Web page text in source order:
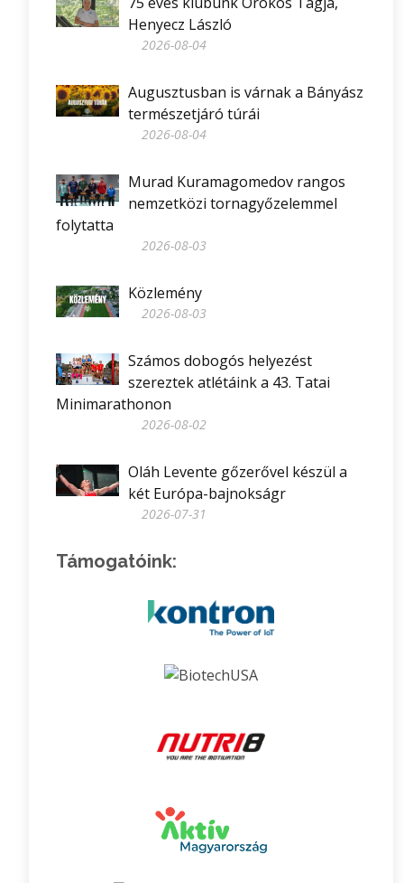
Henyecz László
2026-08-04
Augusztusban is várnak a Bányász
természetjáró túrái
2026-08-04
Murad Kuramagomedov rangos
nemzetközi tornagyőzelemmel
folytatta
2026-08-03
Közlemény
2026-08-03
Számos dobogós helyezést
szereztek atlétáink a 43. Tatai
Minimarathonon
2026-08-02
Oláh Levente gőzerővel készül a
két Európa-bajnokságr
2026-07-31
Támogatóink: